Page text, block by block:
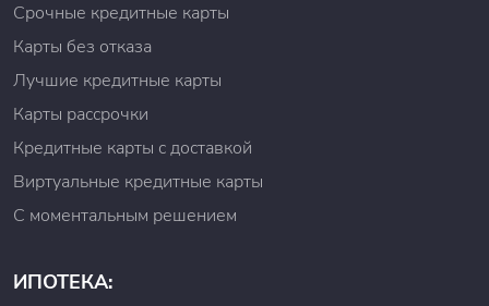
Срочные кредитные карты
Карты без отказа
Лучшие кредитные карты
Карты рассрочки
Кредитные карты с доставкой
Виртуальные кредитные карты
С моментальным решением
ИПОТЕКА: